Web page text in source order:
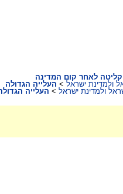
לאחר קום המדינה
ולמדינת ישראל > העלייה הגדולה
ולמדינת ישראל > העלייה